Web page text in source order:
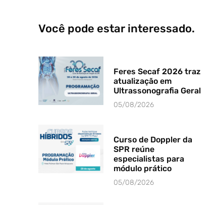
Você pode estar interessado.
Feres Secaf 2026 traz
atualização em
Ultrassonografia Geral
05/08/2026
Curso de Doppler da
SPR reúne
especialistas para
módulo prático
05/08/2026